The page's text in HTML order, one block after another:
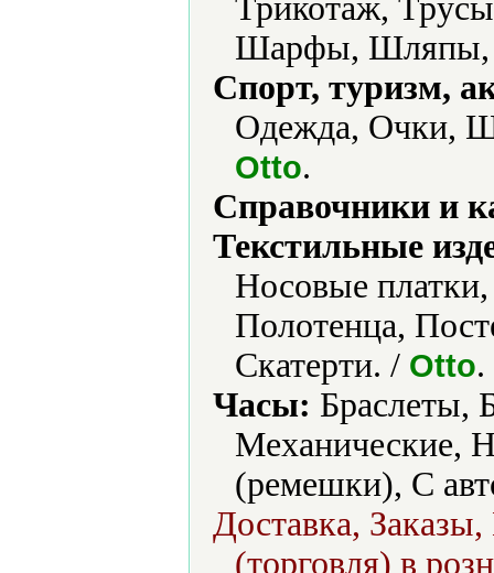
Трикотаж,
Шарфы,
Спорт, туризм,
Одежда, Очки,
Otto.
Справочники и
Текстильные
Носовые
Полотенца,
Скатерти. / Otto.
Часы: Браслеты,
Механические,
(ремешки), С
Доставка,
(торговля) в